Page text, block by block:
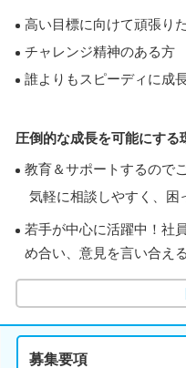
高い目標に向けて頑張り
チャレンジ精神のある方
誰よりもスピーディに成
圧倒的な成長を可能にする
教育＆サポートするので
気軽に相談しやすく、困
若手が中心に活躍中！社
め合い、意見を言い合え
募集要項